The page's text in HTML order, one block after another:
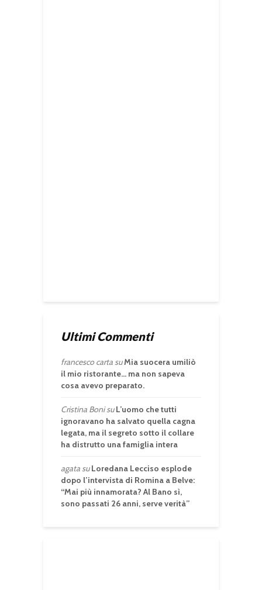
Ultimi Commenti
francesco carta suMia suocera umiliò
il mio ristorante… ma non sapeva
cosa avevo preparato.
Cristina BonisuL’uomo che tutti
ignoravano ha salvato quella cagna
legata, ma il segreto sotto il collare
ha distrutto una famiglia intera
agata suLoredana Lecciso esplode
dopo l’intervista di Romina a Belve:
“Mai più innamorata? Al Bano sì,
sono passati 26 anni, serve verità”